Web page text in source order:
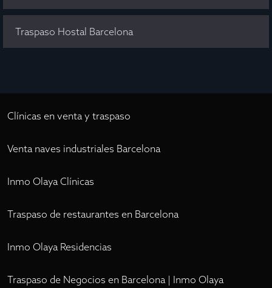
Traspaso Hostal Barcelona
Clínicas en venta y traspaso
Venta naves industriales Barcelona
Inmo Olaya Clínicas
Traspaso de restaurantes en Barcelona
Inmo Olaya Residencias
Traspaso de Negocios en Barcelona | Inmo Olaya